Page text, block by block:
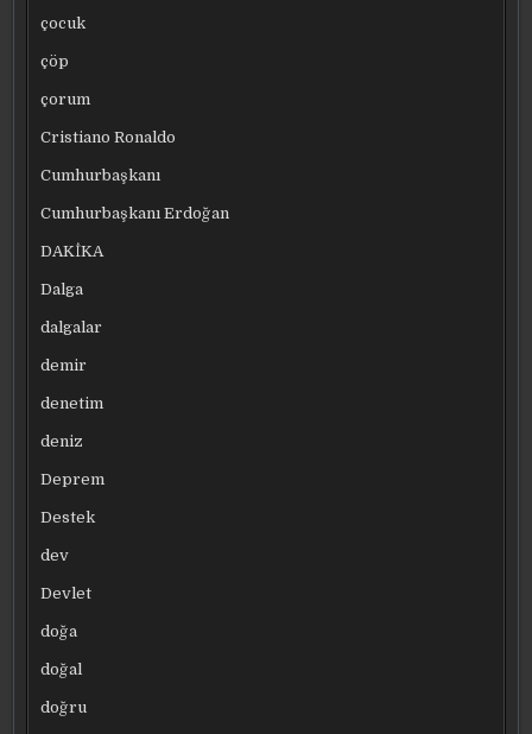
çocuk
çöp
çorum
Cristiano Ronaldo
Cumhurbaşkanı
Cumhurbaşkanı Erdoğan
DAKİKA
Dalga
dalgalar
demir
denetim
deniz
Deprem
Destek
dev
Devlet
doğa
doğal
doğru